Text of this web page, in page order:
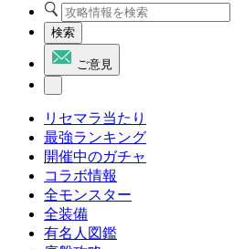
検索
ご意見
リセマラ当たり
最強ランキング
開催中のガチャ
コラボ情報
全モンスター
全装備
有名人図鑑